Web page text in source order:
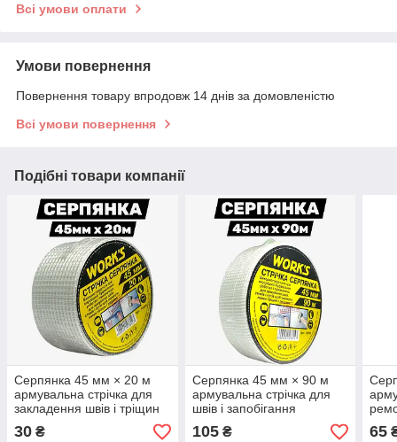
Всі умови оплати
Умови повернення
Повернення товару впродовж 14 днів за домовленістю
Всі умови повернення
Подібні товари компанії
Серпянка 45 мм × 20 м
армувальна стрічка для
закладення швів і тріщин
30 ₴
Серпянка 45 мм × 90 м
армувальна стрічка для
швів і запобігання
тріщинам
105₴ 65